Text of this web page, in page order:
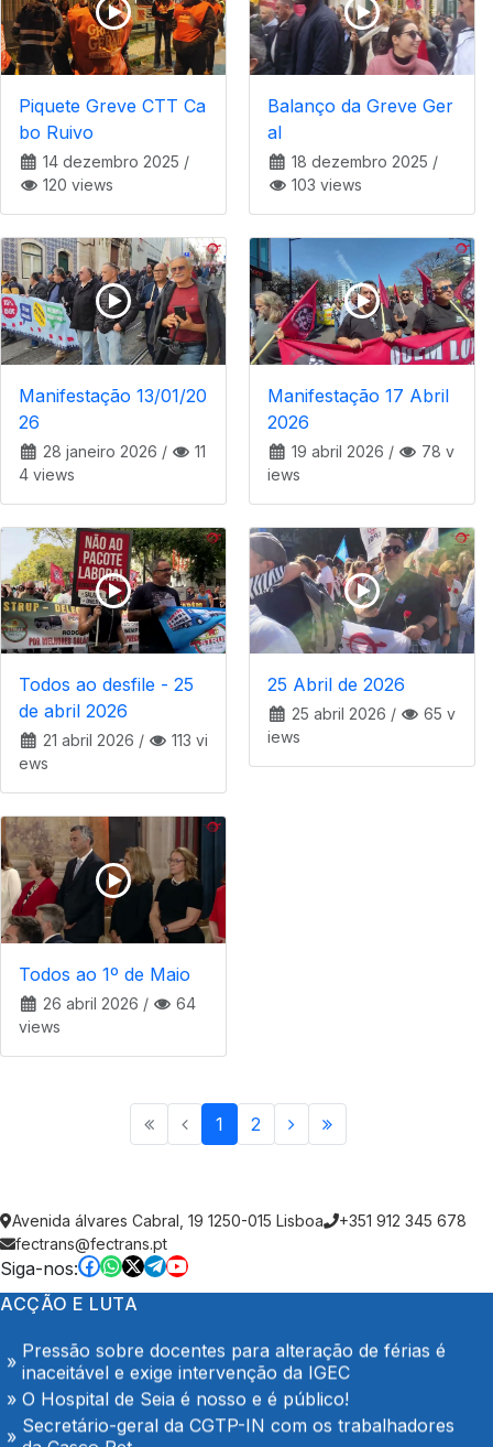
Piquete Greve CTT Ca
bo Ruivo
14 dezembro 2025 /
120 views
Balanço da Greve Ger
al
18 dezembro 2025 /
103 views
Manifestação 13/01/20
26
28 janeiro 2026 /
11
4 views
Manifestação 17 Abril
2026
19 abril 2026 /
78 v
iews
Todos ao desfile - 25
de abril 2026
21 abril 2026 /
113 vi
ews
25 Abril de 2026
25 abril 2026 /
65 v
iews
Todos ao 1º de Maio
26 abril 2026 /
64
views
1 2
Avenida álvares Cabral, 19 1250-015 Lisboa
+351 912 345 678
fectrans@fectrans.pt
Siga-nos:
ACÇÃO E LUTA
Enfermeiros do Montepio Rainha Dona Leonor
(Caldas da Rainha), em Greve
Algarve em luta no dia 7 de Agosto
Tribunal Administrativo aceita Providência Cautelar
do STML
Pressão sobre docentes para alteração de férias é
inaceitável e exige intervenção da IGEC
O Hospital de Seia é nosso e é público!
Secretário-geral da CGTP-IN com os trabalhadores
da Casco Pet